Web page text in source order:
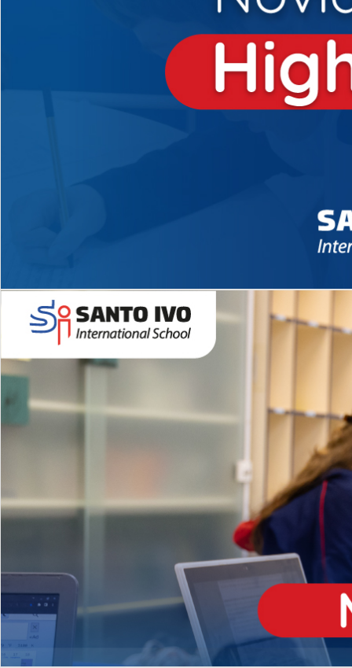
Novidades 2026 High School
EDUCAÇÃO INFANTIL
Inglês todos os dias
MÉDIO
igh School
Dupla Diplomação